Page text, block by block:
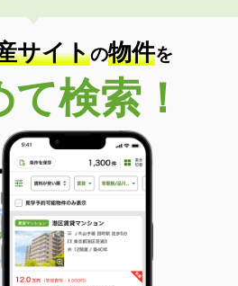
サイトの物件を
て検索！